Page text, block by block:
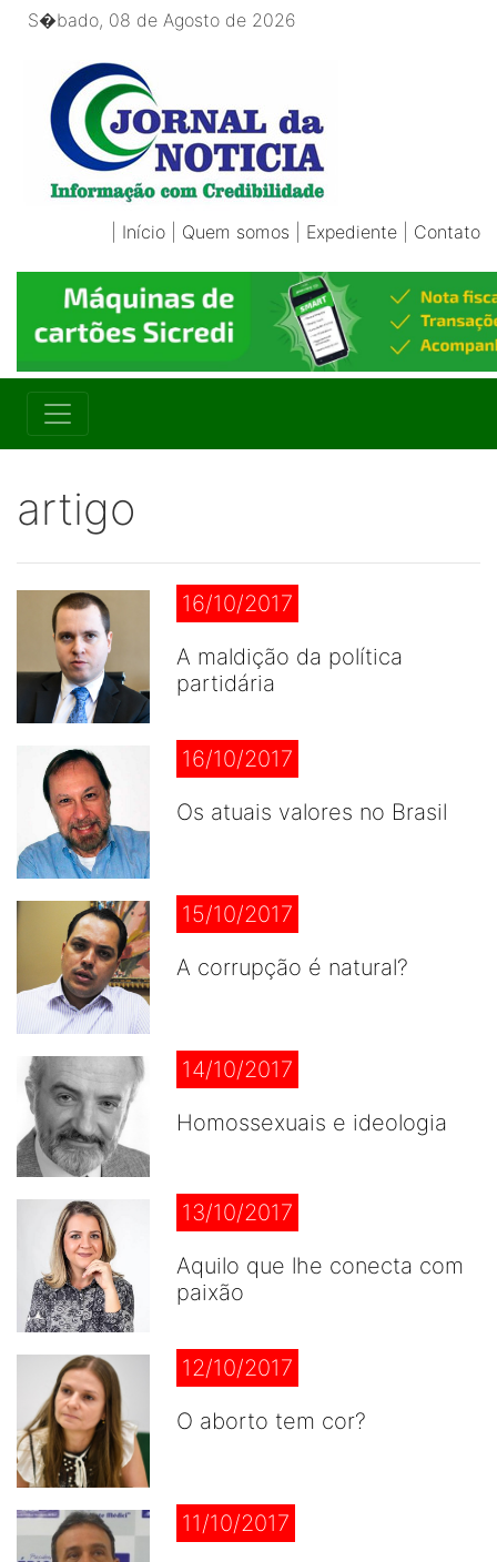
S�bado, 08 de Agosto de 2026
Início Quem somos Expediente Contato
artigo
16/10/2017
A maldição da política
partidária
16/10/2017
Os atuais valores no Brasil
15/10/2017
A corrupção é natural?
14/10/2017
Homossexuais e ideologia
13/10/2017
Aquilo que lhe conecta com
paixão
12/10/2017
O aborto tem cor?
11/10/2017